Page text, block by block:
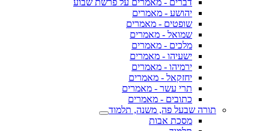
דברים - מאמרים על פרשת שבוע
יהושע - מאמרים
שופטים - מאמרים
שמואל - מאמרים
מלכים - מאמרים
ישעיהו - מאמרים
ירמיהו - מאמרים
יחזקאל - מאמרים
תרי עשר - מאמרים
כתובים - מאמרים
תורה שבעל פה, משנה, תלמוד
מסכת אבות